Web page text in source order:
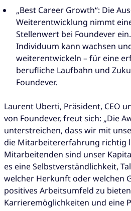
„Best Career Growth“: Die
Weiterentwicklung nimmt
Stellenwert bei Foundever ein.
Individuum kann wachsen
weiterentwickeln – für eine
berufliche Laufbahn und
Foundever.
Laurent Uberti, Präsident, CEO
von Foundever, freut sich: „Die
unterstreichen, dass wir mit
die Mitarbeitererfahrung richtig
Mitarbeitenden sind unser
es eine Selbstverständlichkeit,
welcher Herkunft oder welchen
positives Arbeitsumfeld zu
Karrieremöglichkeiten und eine